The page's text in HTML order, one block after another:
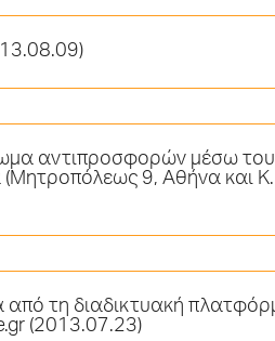
αντιπροσφορών μέσω
9, Αθήνα και
από τη διαδικτυακή
(2013.07.23)